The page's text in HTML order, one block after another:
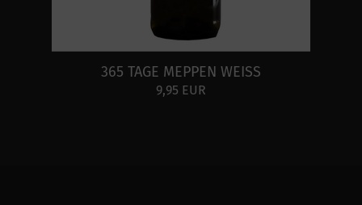
365 TAGE MEPPEN WEISS
9,95 EUR